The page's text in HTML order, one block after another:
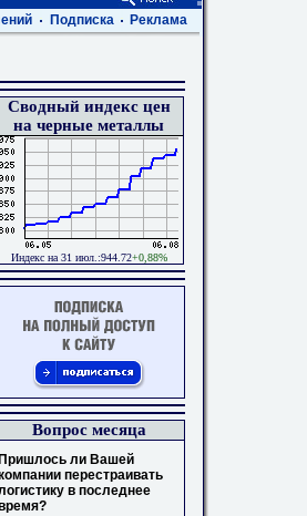
Подписка Реклама
Сводный индекс цен
на черные металлы
Индекс на 31 июл.:944.72+0,88%
Вопрос месяца
Пришлось ли Вашей
перестраивать
в последнее